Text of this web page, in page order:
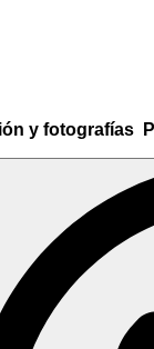
y fotografías